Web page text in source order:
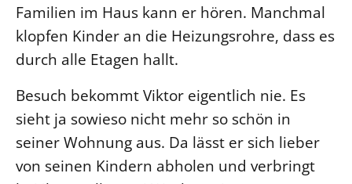
Familien im Haus kann er hören. Manchmal
klopfen Kinder an die Heizungsrohre, dass es
durch alle Etagen hallt.
Besuch bekommt Viktor eigentlich nie. Es
sieht ja sowieso nicht mehr so schön in
seiner Wohnung aus. Da lässt er sich lieber
von seinen Kindern abholen und verbringt
LANDESSYNODE
27. Landessynode
Kontakt
Hintergrund
MITARBEIT
Beruf